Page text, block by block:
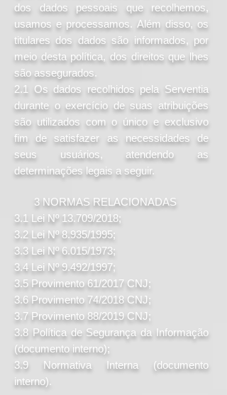
dos dados pessoais que recolhemos,
usamos e processamos. Além disso, os
titulares dos dados são informados, por
meio desta política, dos direitos que lhes
são assegurados.
2.1 Os dados recolhidos pela Serventia
durante o exercício de suas atribuições
são utilizados com o único e exclusivo
fim de satisfazer as necessidades de
seus usuários, atendendo as
determinações legais a seguir.
3 NORMAS RELACIONADAS
3.1 Lei Nº 13.709/2018;
3.2 Lei Nº 8.935/1995;
3.3 Lei Nº 6.015/1973;
3.4 Lei Nº 9.492/1997;
3.5 Provimento 61/2017 CNJ;
3.6 Provimento 74/2018 CNJ;
3.7 Provimento 88/2019 CNJ;
3.8 Política de Segurança da Informação
(documento interno);
3.9 Normativa Interna (documento
interno).